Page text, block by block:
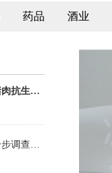
药品 酒业
国务院食安办成立工作组督导查处“望奎双汇猪肉抗生素超标问题”
关于央视3・15晚会曝光涉中医药相关事件进一步调查处置情况的通报